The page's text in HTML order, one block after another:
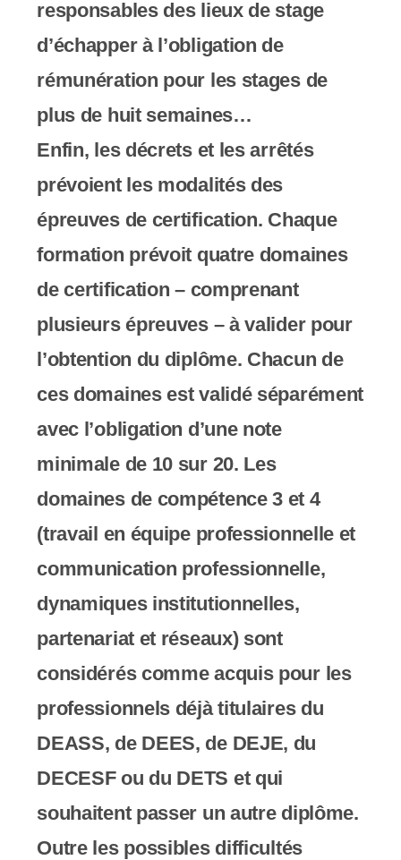
responsables des lieux de stage
d’échapper à l’obligation de
rémunération pour les stages de
plus de huit semaines…
Enfin, les décrets et les arrêtés
prévoient les modalités des
épreuves de certification. Chaque
formation prévoit quatre domaines
de certification – comprenant
plusieurs épreuves – à valider pour
l’obtention du diplôme. Chacun de
ces domaines est validé séparément
avec l’obligation d’une note
minimale de 10 sur 20. Les
domaines de compétence 3 et 4
(travail en équipe professionnelle et
communication professionnelle,
dynamiques institutionnelles,
partenariat et réseaux) sont
considérés comme acquis pour les
professionnels déjà titulaires du
DEASS, de DEES, de DEJE, du
DECESF ou du DETS et qui
souhaitent passer un autre diplôme.
Outre les possibles difficultés